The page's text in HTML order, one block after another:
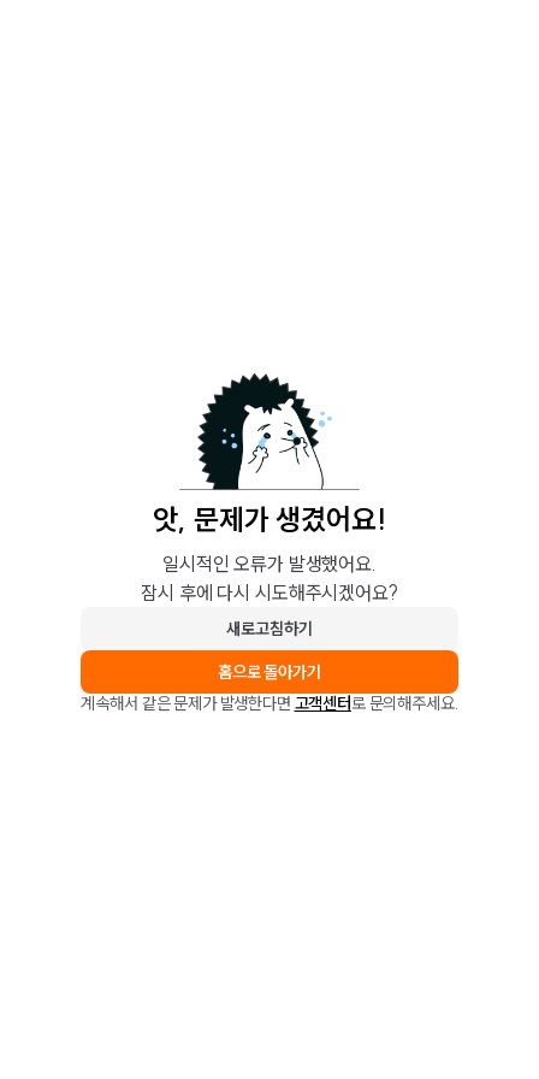
앗, 문제가 생겼어요!
일시적인 오류가 발생했어요.
잠시 후에 다시 시도해주시겠어요?
새로고침하기
홈으로 돌아가기
계속해서 같은 문제가 발생한다면 고객센터로 문의해주세요.